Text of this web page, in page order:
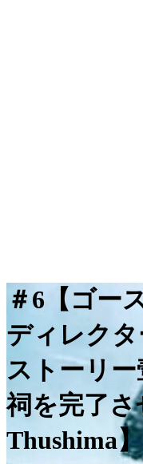
＃6【ゴー
ディレク
ストーリ
祠を完了さ
Thushima】